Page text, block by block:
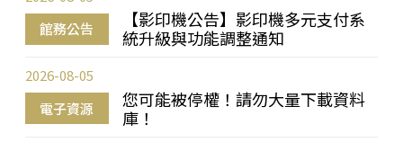
館務公告
【影印機公告】影印機多元支付系
統升級與功能調整通知
電子資源
您可能被停權！請勿大量下載資料
庫！
2026-08-05